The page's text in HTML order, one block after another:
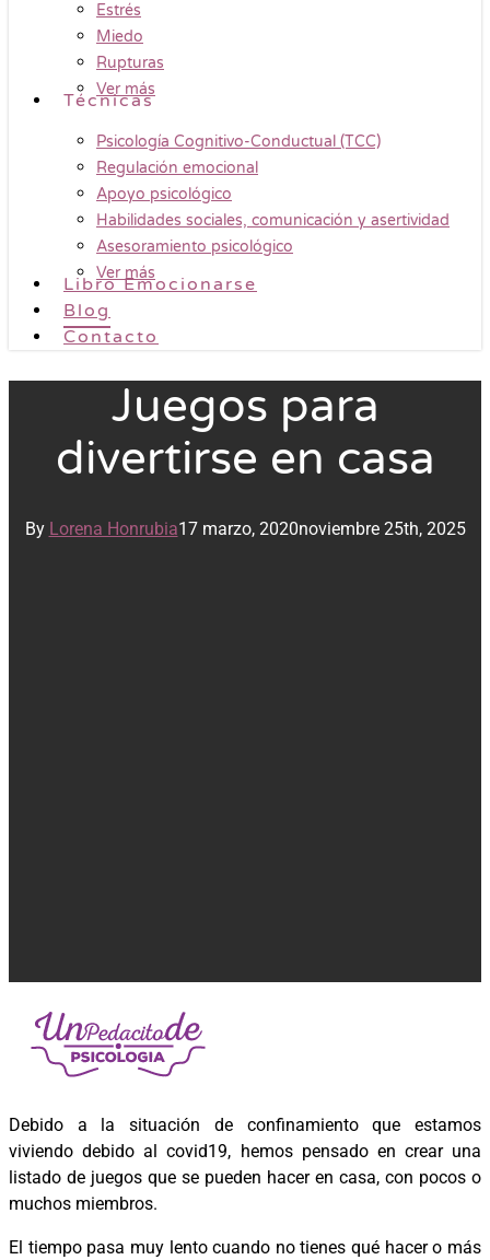
Estrés
Miedo
Rupturas
Ver más
Técnicas
Psicología Cognitivo-Conductual (TCC)
Regulación emocional
Apoyo psicológico
Habilidades sociales, comunicación y asertividad
Asesoramiento psicológico
Ver más
Libro Emocionarse
Blog
Contacto
Juegos para
divertirse en casa
By Lorena Honrubia17 marzo, 2020noviembre 25th, 2025
Debido a la situación de confinamiento que estamos
viviendo debido al covid19, hemos pensado en crear una
listado de juegos que se pueden hacer en casa, con pocos o
muchos miembros.
El tiempo pasa muy lento cuando no tienes qué hacer o más